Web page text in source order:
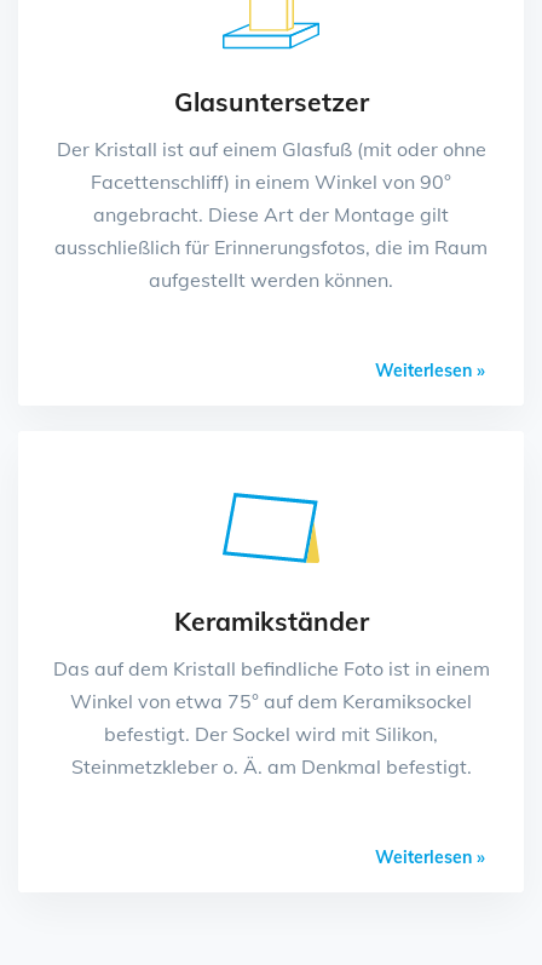
Glasuntersetzer
Der Kristall ist auf einem Glasfuß (mit oder ohne
Facettenschliff) in einem Winkel von 90°
angebracht. Diese Art der Montage gilt
ausschließlich für Erinnerungsfotos, die im Raum
aufgestellt werden können.
Weiterlesen »
Keramikständer
Das auf dem Kristall befindliche Foto ist in einem
Winkel von etwa 75° auf dem Keramiksockel
befestigt. Der Sockel wird mit Silikon,
Steinmetzkleber o. Ä. am Denkmal befestigt.
Weiterlesen »